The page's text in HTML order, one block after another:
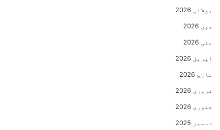
جولائی 2026
جون 2026
مئی 2026
اپریل 2026
مارچ 2026
فروری 2026
جنوری 2026
دسمبر 2025